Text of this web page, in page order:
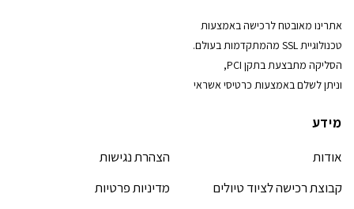
אתרינו מאובטח לרכישה באמצעות
טכנולוגיית SSL מהמתקדמות בעולם.
הסליקה מתבצעת בתקן PCI,
וניתן לשלם באמצעות כרטיסי אשראי
מידע
אודות
קבוצת רכישה לציוד טיולים
הצהרת נגישות
מדיניות פרטיות